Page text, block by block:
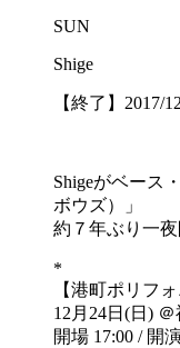
SUN
Shige
【終了】2017/
Shigeがベース
ボウズ）」
約７年ぶり一
*
【港町ポリフ
12月24日(日)
開場 17:00 / 開